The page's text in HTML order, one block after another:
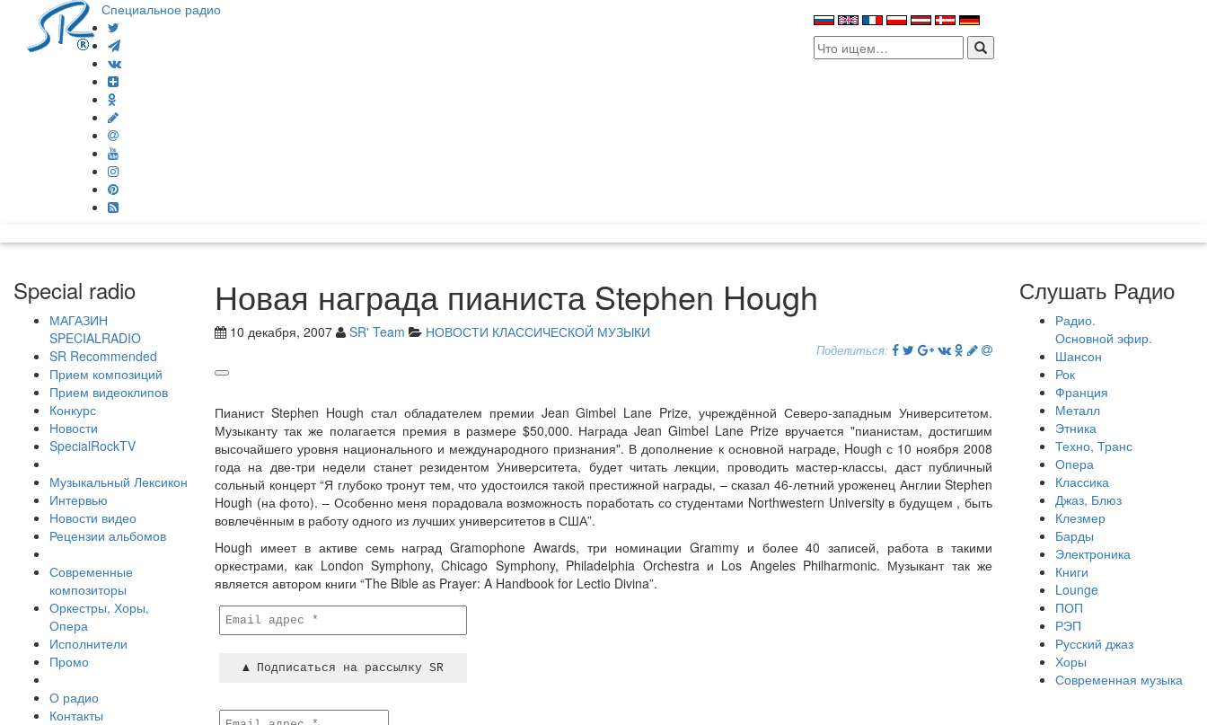
Специальное радио
Search
for:
Special radio
МАГАЗИН
SPECIALRADIO
SR Recommended
Прием композиций
Прием видеоклипов
Конкурс
Новости
SpecialRockTV
Музыкальный Лексикон
Интервью
Новости видео
Рецензии альбомов
Современные
композиторы
Оркестры, Хоры,
Опера
Исполнители
Промо
О радио
Контакты
Новая награда пианиста Stephen Hough
10 декабря, 2007 SR' Team НОВОСТИ КЛАССИЧЕСКОЙ МУЗЫКИ
Поделиться:
Пианист Stephen Hough стал обладателем премии Jean Gimbel Lane Prize, учреждённой Северо-западным Университетом.
Музыканту так же полагается премия в размере $50,000. Награда Jean Gimbel Lane Prize вручается "пианистам, достигшим
высочайшего уровня национального и международного признания". В дополнение к основной награде, Hough с 10 ноября 2008
года на две-три недели станет резидентом Университета, будет читать лекции, проводить мастер-классы, даст публичный
сольный концерт “Я глубоко тронут тем, что удостоился такой престижной награды, – сказал 46-летний уроженец Англии Stephen
Hough (на фото). – Особенно меня порадовала возможность поработать со студентами Northwestern University в будущем , быть
вовлечённым в работу одного из лучших университетов в США”.
Hough имеет в активе семь наград Gramophone Awards, три номинации Grammy и более 40 записей, работа в такими
оркестрами, как London Symphony, Chicago Symphony, Philadelphia Orchestra и Los Angeles Philharmonic. Музыкант так же
является автором книги “The Bible as Prayer: A Handbook for Lectio Divina”.
Слушать Радио
Радио.
Основной эфир.
Шансон
Рок
Франция
Металл
Этника
Техно, Транс
Опера
Классика
Джаз, Блюз
Клезмер
Барды
Электроника
Книги
Lounge
ПОП
РЭП
Русский джаз
Хоры
Современная музыка